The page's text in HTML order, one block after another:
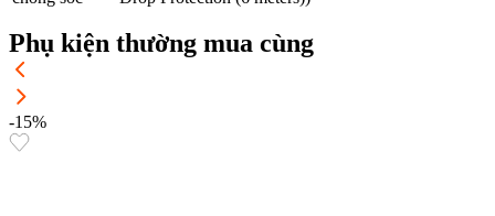
Phụ kiện thường mua cùng
-15%